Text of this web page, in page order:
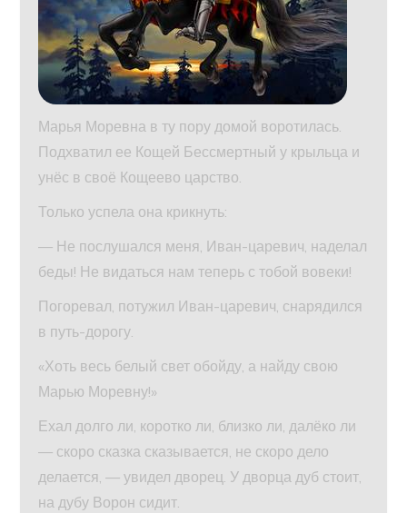
Марья Моревна в ту пору домой воротилась.
Подхватил ее Кощей Бессмертный у крыльца и
унёс в своё Кощеево царство.
Только успела она крикнуть:
— Не послушался меня, Иван-царевич, наделал
беды! Не видаться нам теперь с тобой вовеки!
Погоревал, потужил Иван-царевич, снарядился
в путь-дорогу.
«Хоть весь белый свет обойду, а найду свою
Марью Моревну!»
Ехал долго ли, коротко ли, близко ли, далёко ли
— скоро сказка сказывается, не скоро дело
делается, — увидел дворец. У дворца дуб стоит,
на дубу Ворон сидит.